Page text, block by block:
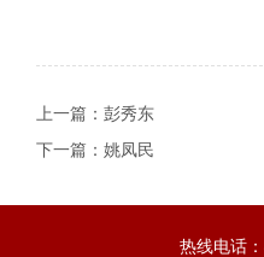
上一篇： 彭秀东
下一篇： 姚凤民
热线电话